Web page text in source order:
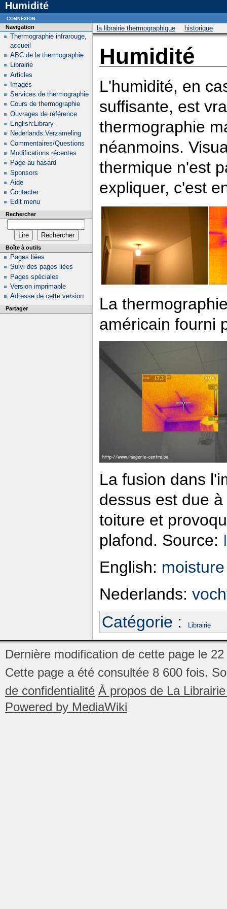
Humidité
la librairie thermographique historique
Humidité
L'humidité, en
suffisante, est
thermographie
néanmoins.
thermique n'est
expliquer, c'est
La
américain fourni
La fusion dans
dessus est due
toiture et
plafond. Source:
English: moisture
Nederlands:
Catégorie : Librairie
Navigation
Thermographie infrarouge,
accueil
ABC de la thermographie
Librairie
Articles
Images
Services de thermographie
Cours de thermographie
Ouvrages de référence
English:Library
Nederlands:Verzameling
Commentaires/Questions
Modifications récentes
Page au hasard
Sponsors
Aide
Contacter
Edit menu
Rechercher
Boîte à outils
Pages liées
Suivi des pages liées
Pages spéciales
Version imprimable
Adresse de cette version
Partager
connexion
Dernière modification de cette page le
Cette page a été consultée 8 600 fois.
de confidentialité À propos de La
Powered by MediaWiki